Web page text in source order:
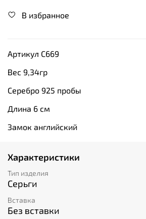
В избранное
Артикул С669
Вес 9,34гр
Серебро 925 пробы
Длина 6 см
Замок английский
Характеристики
Тип изделия
Серьги
Вставка
Без вставки